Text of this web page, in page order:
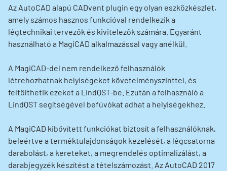
Az AutoCAD alapú CADvent plugin egy olyan eszközkészlet,
amely számos hasznos funkcióval rendelkezik a
légtechnikai tervezők és kivitelezők számára. Egyaránt
használható a MagiCAD alkalmazással vagy anélkül.
A MagiCAD-del nem rendelkező felhasználók
létrehozhatnak helyiségeket követelményszinttel, és
feltölthetik ezeket a LindQST-be. Ezután a felhasználó a
LindQST segítségével befúvókat adhat a helyiségekhez.
A MagiCAD kibővített funkciókat biztosít a felhasználóknak,
beleértve a terméktulajdonságok kezelését, a légcsatorna
darabolást, a kereteket, a megrendelés optimalizálást, a
darabjegyzék készítést a tételszámozást. Az AutoCAD 2017